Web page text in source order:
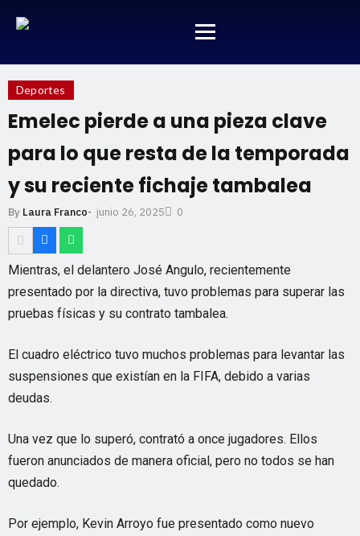
Deportes
Emelec pierde a una pieza clave
para lo que resta de la temporada
y su reciente fichaje tambalea
By Laura Franco- junio 26, 2025 0
Mientras, el delantero José Angulo, recientemente
presentado por la directiva, tuvo problemas para superar las
pruebas físicas y su contrato tambalea.
El cuadro eléctrico tuvo muchos problemas para levantar las
suspensiones que existían en la FIFA, debido a varias
deudas.
Una vez que lo superó, contrató a once jugadores. Ellos
fueron anunciados de manera oficial, pero no todos se han
quedado.
Por ejemplo, Kevin Arroyo fue presentado como nuevo